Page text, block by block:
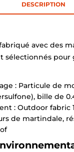
DESCRIPTION
avec des
sélectionnés
: Particule de
bille de
: Outdoor fabric
de martindale,